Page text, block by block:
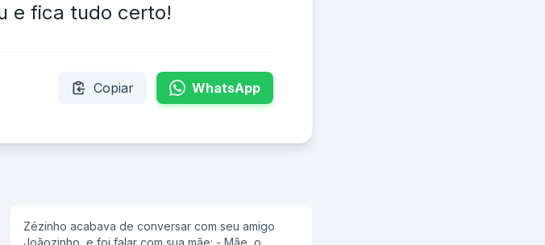
e fica tudo certo!
Copiar WhatsApp
Zézinho acabava de conversar com seu amigo
Joãozinho, e foi falar com sua mãe: - Mãe, o